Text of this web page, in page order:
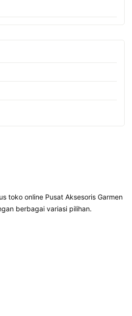
toko online Pusat Aksesoris Garmen
berbagai variasi pilihan.